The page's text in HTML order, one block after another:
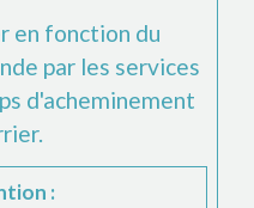
en fonction du
par les services
d'acheminement
: